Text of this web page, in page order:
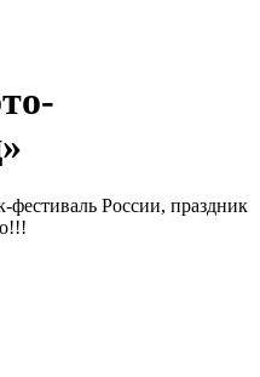
России, праздник